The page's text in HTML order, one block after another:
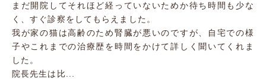
まだ開院してそれほど経っていないためか待ち時間も少な
く、すぐ診察をしてもらえました。
我が家の猫は高齢のため腎臓が悪いのですが、自宅での様
子やこれまでの治療歴を時間をかけて詳しく聞いてくれま
した。
院長先生は比...